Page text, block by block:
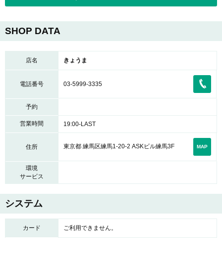
SHOP DATA
店名 きょうま
電話番号 03-5999-3335
予約
営業時間 19:00-LAST
住所 東京都 練馬区練馬1-20-2 ASKビル練馬3F MAP
環境
サービス
システム
カード ご利用できません。